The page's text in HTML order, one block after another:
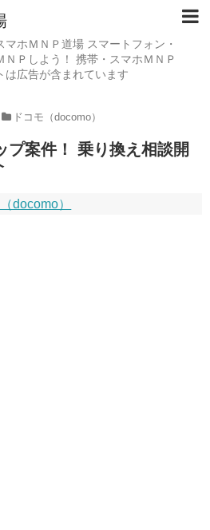
ホＭＮＰ道場 スマートフォン・
Ｐしよう！ 携帯・スマホＭＮＰ
広告が含まれています
ドコモ（docomo）
プ案件！ 乗り換え相談開
docomo）